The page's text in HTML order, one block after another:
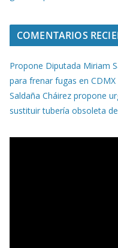
COMENTARIOS
Propone Diputada Miriam
para frenar fugas en
Saldaña Cháirez propone
sustituir tubería obsoleta